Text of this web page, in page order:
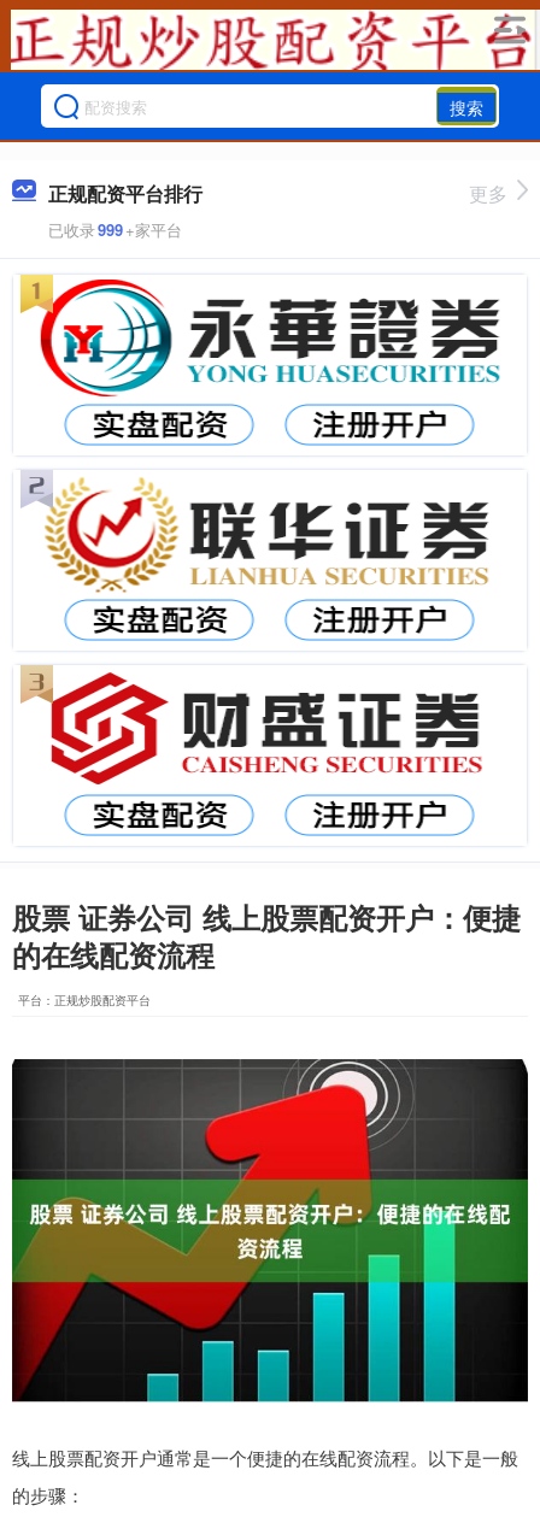
搜索
正规配资平台排行
已收录999+家平台
更多
股票 证券公司 线上股票配资开户：便捷
的在线配资流程
平台：正规炒股配资平台
线上股票配资开户通常是一个便捷的在线配资流程。以下是一般
的步骤：